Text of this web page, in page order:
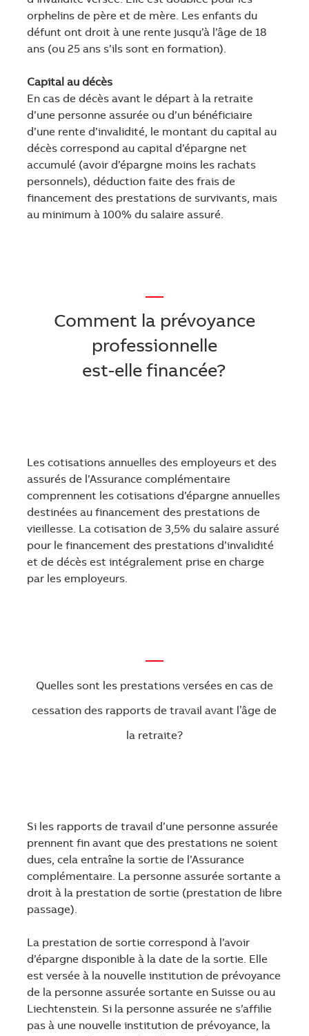
orphelins de père et de mère. Les enfants du
défunt ont droit à une rente jusqu’à l’âge de 18
ans (ou 25 ans s’ils sont en formation).
Capital au décès
En cas de décès avant le départ à la retraite
d’une personne assurée ou d’un bénéficiaire
d’une rente d’invalidité, le montant du capital au
décès correspond au capital d’épargne net
accumulé (avoir d’épargne moins les rachats
personnels), déduction faite des frais de
financement des prestations de survivants, mais
au minimum à 100% du salaire assuré.
—
Comment la prévoyance
professionnelle
est-elle financée?
Les cotisations annuelles des employeurs et des
assurés de l’Assurance complémentaire
comprennent les cotisations d’épargne annuelles
destinées au financement des prestations de
vieillesse. La cotisation de 3,5% du salaire assuré
pour le financement des prestations d’invalidité
et de décès est intégralement prise en charge
par les employeurs.
—
Quelles sont les prestations versées en cas de
cessation des rapports de travail avant l’âge de
la retraite?
Si les rapports de travail d’une personne assurée
prennent fin avant que des prestations ne soient
dues, cela entraîne la sortie de l’Assurance
complémentaire. La personne assurée sortante a
droit à la prestation de sortie (prestation de libre
passage).
La prestation de sortie correspond à l’avoir
d’épargne disponible à la date de la sortie. Elle
est versée à la nouvelle institution de prévoyance
de la personne assurée sortante en Suisse ou au
Liechtenstein. Si la personne assurée ne s’affilie
pas à une nouvelle institution de prévoyance, la